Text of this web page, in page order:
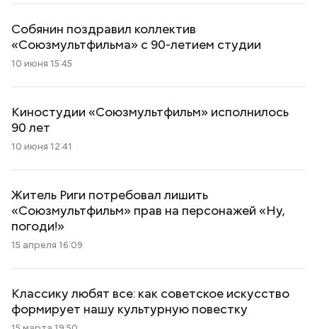
Собянин поздравил коллектив
«Союзмультфильма» с 90-летием студии
10 июня 15:45
Киностудии «Союзмультфильм» исполнилось
90 лет
10 июня 12:41
Житель Риги потребовал лишить
«Союзмультфильм» прав на персонажей «Ну,
погоди!»
15 апреля 16:09
Классику любят все: как советское искусство
формирует нашу культурную повестку